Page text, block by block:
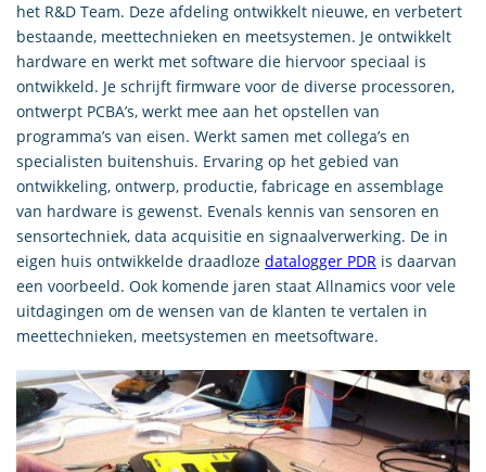
het R&D Team. Deze afdeling ontwikkelt nieuwe, en verbetert
bestaande, meettechnieken en meetsystemen. Je ontwikkelt
hardware en werkt met software die hiervoor speciaal is
ontwikkeld. Je schrijft firmware voor de diverse processoren,
ontwerpt PCBA’s, werkt mee aan het opstellen van
programma’s van eisen. Werkt samen met collega’s en
specialisten buitenshuis. Ervaring op het gebied van
ontwikkeling, ontwerp, productie, fabricage en assemblage
van hardware is gewenst. Evenals kennis van sensoren en
sensortechniek, data acquisitie en signaalverwerking. De in
eigen huis ontwikkelde draadloze datalogger PDR is daarvan
een voorbeeld. Ook komende jaren staat Allnamics voor vele
uitdagingen om de wensen van de klanten te vertalen in
meettechnieken, meetsystemen en meetsoftware.